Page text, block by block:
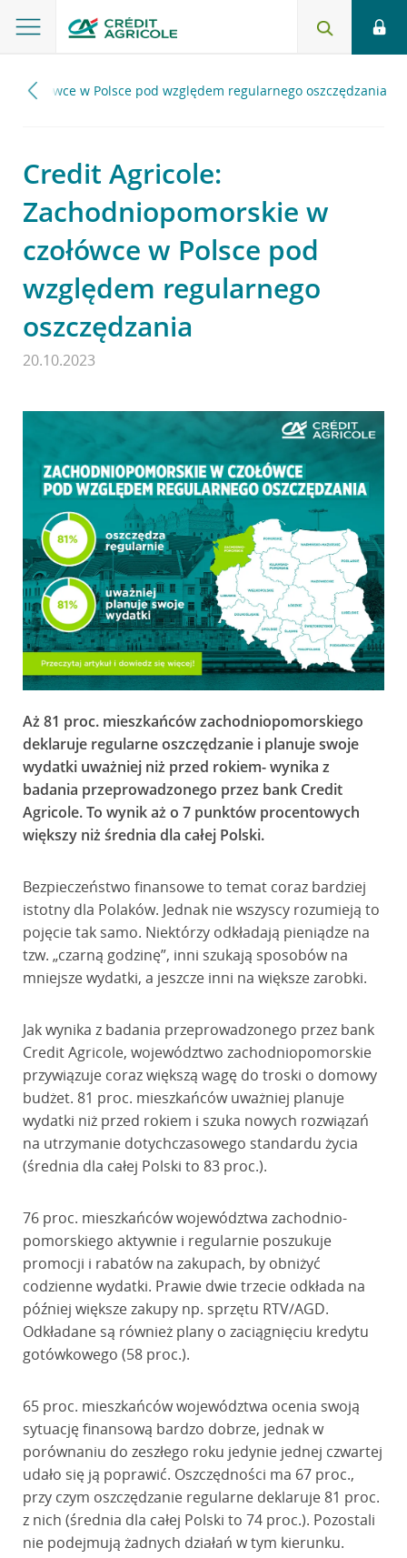
czołówce w Polsce pod względem regularnego oszczędzania
Credit Agricole:
Zachodniopomorskie w
czołówce w Polsce pod
względem regularnego
oszczędzania
20.10.2023
Aż 81 proc. mieszkańców zachodniopomorskiego
deklaruje regularne oszczędzanie i planuje swoje
wydatki uważniej niż przed rokiem- wynika z
badania przeprowadzonego przez bank Credit
Agricole. To wynik aż o 7 punktów procentowych
większy niż średnia dla całej Polski.
Bezpieczeństwo finansowe to temat coraz bardziej
istotny dla Polaków. Jednak nie wszyscy rozumieją to
pojęcie tak samo. Niektórzy odkładają pieniądze na
tzw. „czarną godzinę”, inni szukają sposobów na
mniejsze wydatki, a jeszcze inni na większe zarobki.
Jak wynika z badania przeprowadzonego przez bank
Credit Agricole, województwo zachodniopomorskie
przywiązuje coraz większą wagę do troski o domowy
budżet. 81 proc. mieszkańców uważniej planuje
wydatki niż przed rokiem i szuka nowych rozwiązań
na utrzymanie dotychczasowego standardu życia
(średnia dla całej Polski to 83 proc.).
76 proc. mieszkańców województwa zachodnio-
pomorskiego aktywnie i regularnie poszukuje
promocji i rabatów na zakupach, by obniżyć
codzienne wydatki. Prawie dwie trzecie odkłada na
później większe zakupy np. sprzętu RTV/AGD.
Odkładane są również plany o zaciągnięciu kredytu
gotówkowego (58 proc.).
65 proc. mieszkańców województwa ocenia swoją
sytuację finansową bardzo dobrze, jednak w
porównaniu do zeszłego roku jedynie jednej czwartej
udało się ją poprawić. Oszczędności ma 67 proc.,
przy czym oszczędzanie regularne deklaruje 81 proc.
z nich (średnia dla całej Polski to 74 proc.). Pozostali
nie podejmują żadnych działań w tym kierunku.